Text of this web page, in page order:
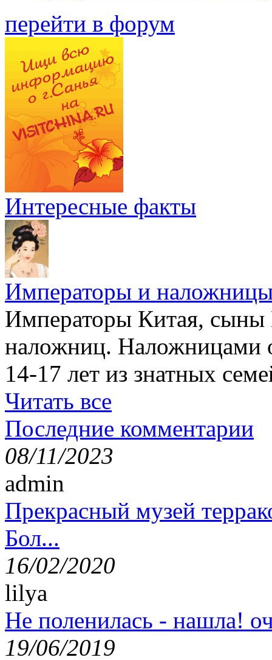
перейти в форум
Интересные факты
Императоры и
Императоры Китая,
наложниц. Наложницами
14-17 лет из знатных
Читать все
Последние комментарии
08/11/2023
admin
Прекрасный музей
Бол...
16/02/2020
lilya
Не поленилась - нашла!
19/06/2019